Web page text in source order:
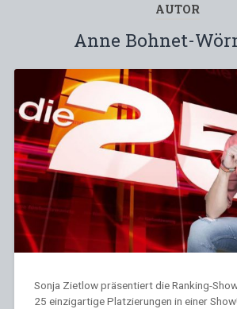
AUTOR
Anne Bohnet-
Sonja Zietlow präsentiert die Ranking-Show
25 einzigartige Platzierungen in einer